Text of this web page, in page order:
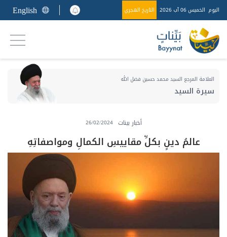
اليوم الخميس 06 آب 2026 التاريخ الهجري English
العلامة المرجع السيد محمد حسين فضل الله
سيرة السيد
أخبار بينات 26/02/2024
عالمُ دينٍ بكلِّ مقاييسِ الكمالِ ومواصفاتِهِ